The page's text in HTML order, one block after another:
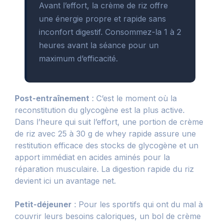
Avant l’effort, la crème de riz offre
une énergie propre et rapide sans
inconfort digestif. Consommez-la 1 à 2
heures avant la séance pour un
maximum d’efficacité.
Post-entraînement : C’est le moment où la
reconstitution du glycogène est la plus active.
Dans l’heure qui suit l’effort, une portion de crème
de riz avec 25 à 30 g de whey rapide assure une
restitution efficace des stocks de glycogène et un
apport immédiat en acides aminés pour la
réparation musculaire. La digestion rapide du riz
devient ici un avantage net.
Petit-déjeuner : Pour les sportifs qui ont du mal à
couvrir leurs besoins caloriques, un bol de crème